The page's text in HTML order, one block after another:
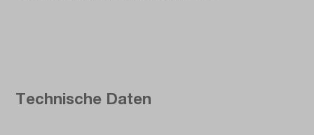
Technische Daten